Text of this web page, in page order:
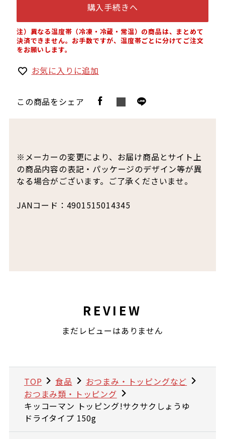
購入手続きへ
注）異なる温度帯（冷凍・冷蔵・常温）の商品は、まとめて
決済できません。お手数ですが、温度帯ごとに分けてご注文
をお願いします。
お気に入りに追加
この商品をシェア
※メーカーの変更により、お届け商品とサイト上
の商品内容の表記・パッケージのデザイン等が異
なる場合がございます。ご了承くださいませ。
JANコード：4901515014345
REVIEW
まだレビューはありません
TOP 食品
おつまみ・トッピングなど
おつまみ類・トッピング
キッコーマン トッピング!サクサクしょうゆ
ドライタイプ 150g